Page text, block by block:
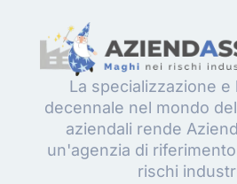
La specializzazione
decennale nel mondo
aziendali rende
un'agenzia di
rischi